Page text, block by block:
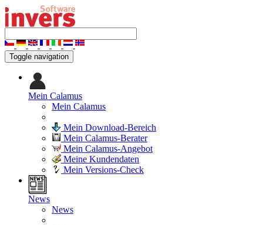
Toggle navigation
Mein Calamus
Mein Calamus
Mein Download-Bereich
Mein Calamus-Berater
Mein Calamus-Angebot
Meine Kundendaten
Mein Versions-Check
News
News